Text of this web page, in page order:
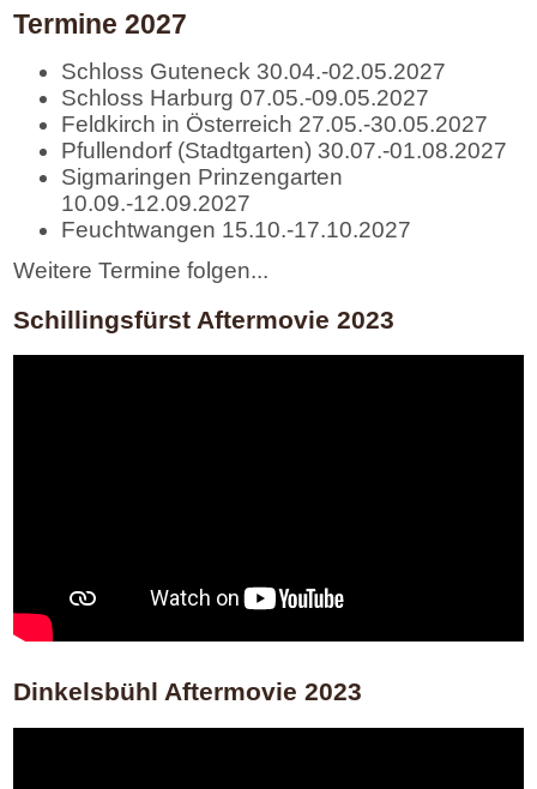
Termine 2027
Schloss Guteneck 30.04.-02.05.2027
Schloss Harburg 07.05.-09.05.2027
Feldkirch in Österreich 27.05.-30.05.2027
Pfullendorf (Stadtgarten) 30.07.-01.08.2027
Sigmaringen Prinzengarten
10.09.-12.09.2027
Feuchtwangen 15.10.-17.10.2027
Weitere Termine folgen...
Schillingsfürst Aftermovie 2023
Dinkelsbühl Aftermovie 2023